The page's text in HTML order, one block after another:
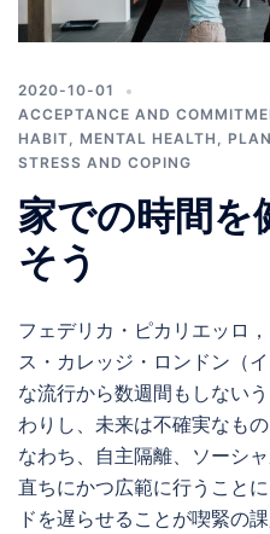
2020-10-01
ACCEPTANCE AND
HABIT, MENTAL HEALTH ,
STRESS AND COPING
家での時間を
そう
フェデリカ・ピカリエッロ
ス・カレッジ・ロンドン（
な流行から数週間もしない
わりし、未来は不確実なも
なわち、自主隔離、ソーシ
直ちにかつ広範に行うこと
ドを遅らせることが喫緊の